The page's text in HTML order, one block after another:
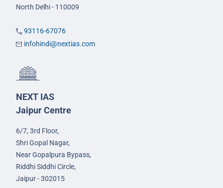
North Delhi - 110009
93116-67076
infohindi@nextias.com
NEXT IAS
Jaipur Centre
6/7, 3rd Floor,
Shri Gopal Nagar,
Near Gopalpura Bypass,
Riddhi Siddhi Circle,
Jaipur - 302015